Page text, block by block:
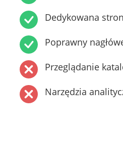
Dedykowana
Poprawny
Przeglądanie
Narzędzia